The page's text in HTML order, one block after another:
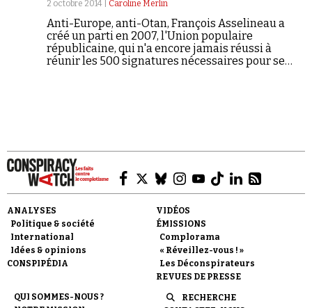
2 octobre 2014 | Caroline Merlin
Anti-Europe, anti-Otan, François Asselineau a
créé un parti en 2007, l'Union populaire
républicaine, qui n'a encore jamais réussi à
réunir les 500 signatures nécessaires pour se
ANALYSES
Politique & société
International
Idées & opinions
CONSPIPÉDIA
VIDÉOS
ÉMISSIONS
Complorama
« Réveillez-vous ! »
Les Déconspirateurs
REVUES DE PRESSE
QUI SOMMES-NOUS ?
RECHERCHE